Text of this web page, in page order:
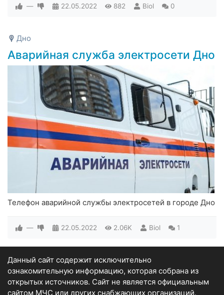
— 22.05.2022 882 Biol 0
Дно
Аварийная служба электросети Дно
Телефон аварийной службы электросетей в городе Дно
— 22.05.2022 2.06K Biol 1
Данный сайт содержит исключительно
ознакомительную информацию, которая собрана из
открытых источников. Сайт не является официальным
сайтом МЧС или других снабжающих организаций.